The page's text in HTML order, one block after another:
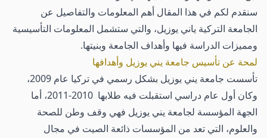
سنقدم لكم في هذا المقال أهم المعلومات والتفاصيل عن
الجامعة التركية ياني يوزيل، والتي ستشمل المعلومات التأسيسية
ومميزات الدراسة فيها وأهداف الجامعة وبنيتها.
لمحة عن تأسيس جامعة يني يوزيل وأهدافها
تأسست جامعة يني يوزيل بشكل رسمي في تركيا عام 2009،
وكان أول عام دراسي استقبلت فيه طلابها 2010-2011، أما
الجهة المؤسسة لجامعة يني يوزيل فهي وقف وطن للصحة
والعلوم، التي تعد من المؤسسات ذائعة الصيت في مجال